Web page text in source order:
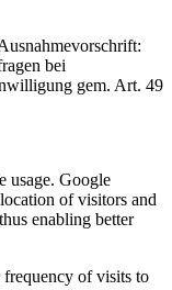
bei
gem. Art. 49
usage. Google
of visitors and
enabling better
of visits to